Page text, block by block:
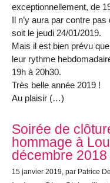
exceptionnellement, de
Il n’y aura par contre
soit le jeudi 24/01/2019.
Mais il est bien prévu
leur rythme
19h à 20h30.
Très belle année 2019 !
Au plaisir (…)
Soirée de
hommage à
décembre
15 janvier 2019 , par Patrice